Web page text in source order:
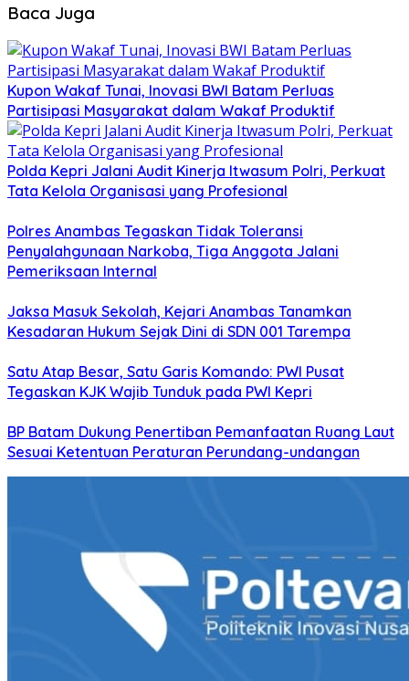
Baca Juga
Kupon Wakaf Tunai, Inovasi BWI Batam Perluas
Partisipasi Masyarakat dalam Wakaf Produktif
Polda Kepri Jalani Audit Kinerja Itwasum Polri, Perkuat
Tata Kelola Organisasi yang Profesional
Polres Anambas Tegaskan Tidak Toleransi
Penyalahgunaan Narkoba, Tiga Anggota Jalani
Pemeriksaan Internal
Jaksa Masuk Sekolah, Kejari Anambas Tanamkan
Kesadaran Hukum Sejak Dini di SDN 001 Tarempa
Satu Atap Besar, Satu Garis Komando: PWI Pusat
Tegaskan KJK Wajib Tunduk pada PWI Kepri
BP Batam Dukung Penertiban Pemanfaatan Ruang Laut
Sesuai Ketentuan Peraturan Perundang-undangan